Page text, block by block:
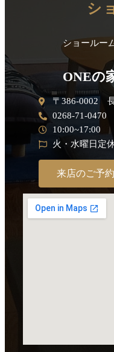
シ
ショールー
ONEの
〒386-0002
0268-71-0470
10:00~17:00
火・水曜日定
来店のご予